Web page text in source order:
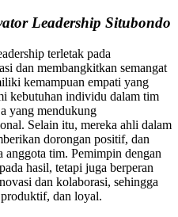
Leadership Situbondo
terletak pada
dan membangkitkan semangat
kemampuan empati yang
kebutuhan individu dalam tim
yang mendukung
Selain itu, mereka ahli dalam
dorongan positif, dan
anggota tim. Pemimpin dengan
hasil, tetapi juga berperan
dan kolaborasi, sehingga
dan loyal.